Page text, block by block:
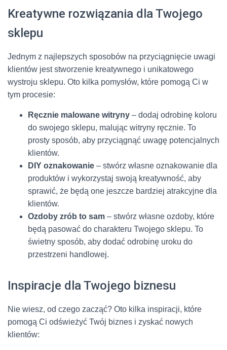
Kreatywne rozwiązania dla Twojego
sklepu
Jednym z najlepszych sposobów na przyciągnięcie uwagi
klientów jest stworzenie kreatywnego i unikatowego
wystroju sklepu. Oto kilka pomysłów, które pomogą Ci w
tym procesie:
Ręcznie malowane witryny – dodaj odrobinę koloru
do swojego sklepu, malując witryny ręcznie. To
prosty sposób, aby przyciągnąć uwagę potencjalnych
klientów.
DIY oznakowanie – stwórz własne oznakowanie dla
produktów i wykorzystaj swoją kreatywność, aby
sprawić, że będą one jeszcze bardziej atrakcyjne dla
klientów.
Ozdoby zrób to sam – stwórz własne ozdoby, które
będą pasować do charakteru Twojego sklepu. To
świetny sposób, aby dodać odrobinę uroku do
przestrzeni handlowej.
Inspiracje dla Twojego biznesu
Nie wiesz, od czego zacząć? Oto kilka inspiracji, które
pomogą Ci odświeżyć Twój biznes i zyskać nowych
klientów: